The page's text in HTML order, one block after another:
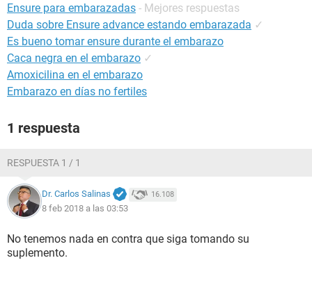
Ensure para embarazadas - Mejores respuestas
Duda sobre Ensure advance estando embarazada ✓
Es bueno tomar ensure durante el embarazo
Caca negra en el embarazo ✓
Amoxicilina en el embarazo
Embarazo en días no fertiles
1 respuesta
RESPUESTA 1 / 1
Dr. Carlos Salinas 16.108
8 feb 2018 a las 03:53
No tenemos nada en contra que siga tomando su
suplemento.